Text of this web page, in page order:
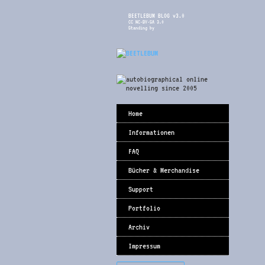
BEETLEBUM BLOG v3.0
CC NC-BY-SA 3.0
Standing by
Home
Informationen
FAQ
Bücher & Merchandise
Support
Portfolio
Archiv
Impressum